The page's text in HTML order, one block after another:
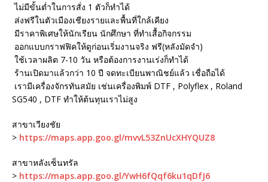
ไม่มีขั้นต่ำในการสั่ง 1 ตัวก็ทำได้
ส่งฟรีในตัวเมืองเชียงรายและพื้นที่ใกล้เคียง
มีราคาพิเศษให้นักเรียน นักศึกษา ที่ทำเสื้อกิจกรรม
ออกแบบกราฟฟิคให้ดูก่อนเริ่มงานจริง ฟรี(หลังมัดจำ)
ใช้เวลาผลิต 7-10 วัน หรือต้องการงานเร่งก็ทำได้
ร้านเปิดมาแล้วกว่า 10 ปี จดทะเบียนพาณิชย์แล้ว เชื่อถือได้
เรามีเครื่องจักรทันสมัย เช่นเครื่องพิมพ์ DTF , Polyflex , Roland
SG540 , DTF ทำให้ต้นทุนเราไม่สูง
สาขาเวียงชัย
> https://maps.app.goo.gl/mvvL53ZnUcXHYQUZ8
สาขาหลังเซ็นทรัล
> https://maps.app.goo.gl/YwH6fQqf6ku1qDfJ6